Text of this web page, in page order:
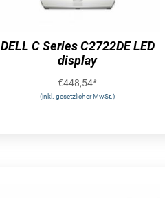
DELL C Series C2722DE LED
display
€448,54*
(inkl. gesetzlicher MwSt.)